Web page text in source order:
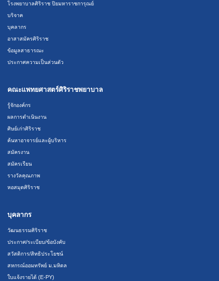
โรงพยาบาลศิริราช ปิยมหาราชการุณย์
บริจาค
บุคลากร
อาสาสมัครศิริราช
ข้อมูลสาธารณะ
ประกาศความเป็นส่วนตัว
คณะแพทยศาสตร์ศิริราชพยาบาล
รู้จักองค์กร
ผลการดำเนินงาน
ศิษย์เก่าศิริราช
ค้นหาอาจารย์และผู้บริหาร
สมัครงาน
สมัครเรียน
รางวัลคุณภาพ
หอสมุดศิริราช
บุคลากร
วัฒนธรรมศิริราช
ประกาศ/ระเบียบ/ข้อบังคับ
สวัสดิการ/สิทธิประโยชน์
สหกรณ์ออมทรัพย์ ม.มหิดล
ใบแจ้งรายได้ (E-PY)